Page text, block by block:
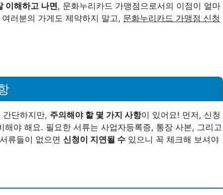
이해하고 나면, 문화누리카드 가맹점으로서의 이점이 얼마
러분의 가게도 제약하지 말고, 문화누리카드 가맹점 신청
간단하지만, 주의해야 할 몇 가지 사항이 있어요! 먼저, 신청
해야 해요. 필요한 서류는 사업자등록증, 통장 사본, 그리고
류들이 없으면 신청이 지연될 수 있으니 꼭 체크해 보셔야